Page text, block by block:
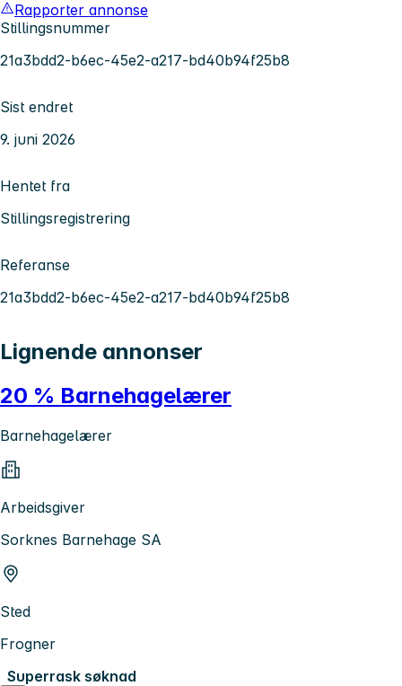
Rapporter annonse
Stillingsnummer
21a3bdd2-b6ec-45e2-a217-bd40b94f25b8
Sist endret
9. juni 2026
Hentet fra
Stillingsregistrering
Referanse
21a3bdd2-b6ec-45e2-a217-bd40b94f25b8
Lignende annonser
20 % Barnehagelærer
Barnehagelærer
Arbeidsgiver
Sorknes Barnehage SA
Sted
Frogner
Superrask søknad